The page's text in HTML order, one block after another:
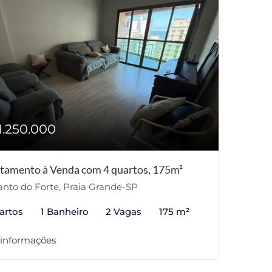
à Venda com 4 quartos, 175m²
do Forte, Praia Grande-SP
1 Banheiro 2 Vagas 175 m²